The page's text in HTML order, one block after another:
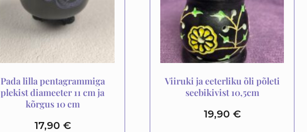
Pada lilla pentagrammiga
plekist diameeter 11 cm ja
kõrgus 10 cm
17,90 €
Viiruki ja eeterliku õli põleti
seebikivist 10,5cm
19,90 €